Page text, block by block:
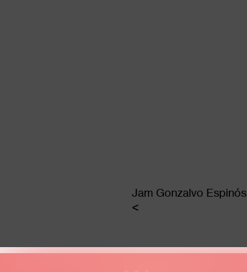
Jam Gonzalvo Espinós